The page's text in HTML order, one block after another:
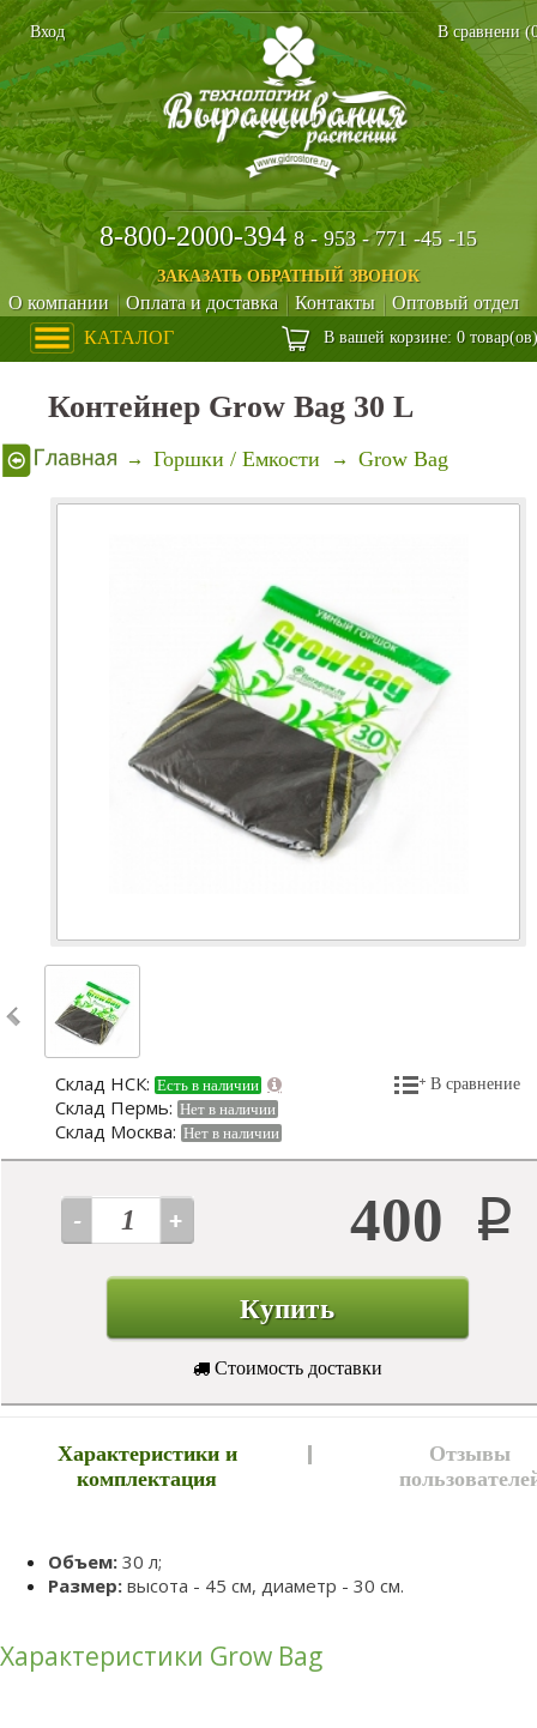
КАТАЛОГ В вашей корзине: 0 товар(ов)
8-800-2000-3948 - 953 - 771 -45 -15
ЗАКАЗАТЬ ОБРАТНЫЙ ЗВОНОК
О компании Оплата и доставка Контакты Оптовый отдел
В сравнени (
Вход
Контейнер Grow Bag 30 L
Горшки / Емкости Grow Bag
Склад НСК: Есть в наличии
Склад Пермь: Нет в наличии
Склад Москва: Нет в наличии
В сравнение
400 Р
Купить
Стоимость доставки
Характеристики и
комплектация
Отзывы
Объем: 30 л;
Размер: высота - 45 см, диаметр - 30 см.
Характеристики Grow Bag